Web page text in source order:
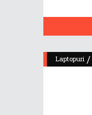
Laptopuri /